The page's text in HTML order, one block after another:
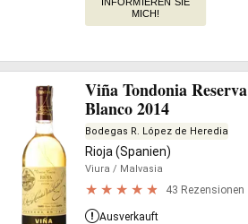
MICH!
Viña Tondonia Reserva
Blanco 2014
Bodegas R. López de Heredia
Rioja (Spanien)
Viura / Malvasia
43 Rezensionen
Ausverkauft